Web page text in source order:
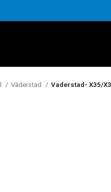
Väderstad Vaderstad- X35/